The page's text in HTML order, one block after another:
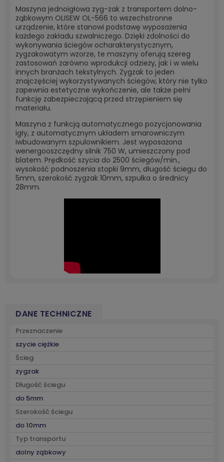
Maszyna jednoigłowa zyg-zak z transportem dolno-
ząbkowym OLISEW OL-566 to wszechstronne
urządzenie, które stanowi podstawę wyposażenia
każdego zakładu szwalniczego. Dzięki zdolności do
wykonywania ściegów ocharakterystycznym,
zygzakowatym wzorze, te maszyny oferują szereg
zastosowań zarówno wprodukcji odzieży, jak i w wielu
innych branżach tekstylnych. Zygzak to jeden
znajczęściej wykorzystywanych ściegów, który nie tylko
zapewnia estetyczne wykończenie, ale także pełni
funkcję zabezpieczającą przed strzępieniem się
materiału.
Maszyna z funkcją automatycznego pozycjonowania
igły, z automatycznym układem smarowniczym
iwbudowanym szpulownikiem. Jest wyposażona
wenergooszczędny silnik 750 W, umieszczony pod
blatem. Prędkość szycia do 2500 ściegów/min.,
wysokość podnoszenia stopki 9mm, długość ściegu do
5mm, szerokość zygzak 10mm, szpulka o średnicy
28mm.
DANE TECHNICZNE
Przeznaczenie
szycie ciężkie
Ścieg
zygzak
Długość ściegu
do 5mm
Szerokość ściegu
do 10mm
Typ transportu
dolny ząbkowy